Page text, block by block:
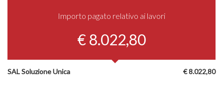
Importo pagato relativo ai lavori
€ 8.022,80
€ 8.022,80
SAL Soluzione Unica